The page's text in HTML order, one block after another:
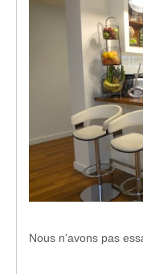
Nous n’avons pas